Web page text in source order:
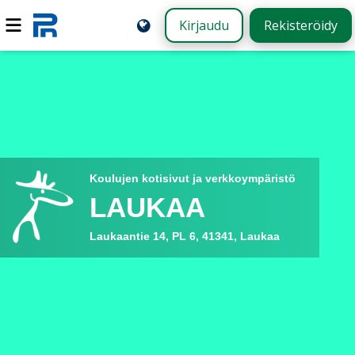
Kirjaudu Rekisteröidy
Koulujen kotisivut ja verkkoympäristö
LAUKAA
Laukaantie 14, PL 6, 41341, Laukaa